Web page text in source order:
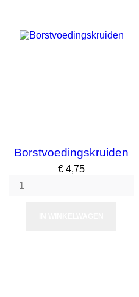
Borstvoedingskruiden
Prijs
€ 4,75